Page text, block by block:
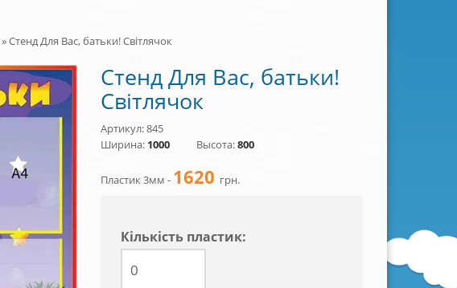
»Стенд Для Вас, батьки! Світлячок
Стенд Для Вас, батьки!
Світлячок
Артикул: 845
Ширина: 1000 Высота:800
Пластик 3мм - 1620 грн.
Кiлькiсть пластик: